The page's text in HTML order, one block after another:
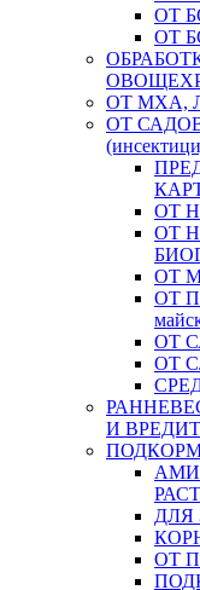
ОТ
ОТ
ОТ МХА,
ОТ
ОТ
ОТ
ОТ
ОТ
ОТ
ОТ
И
ДЛЯ
ОТ